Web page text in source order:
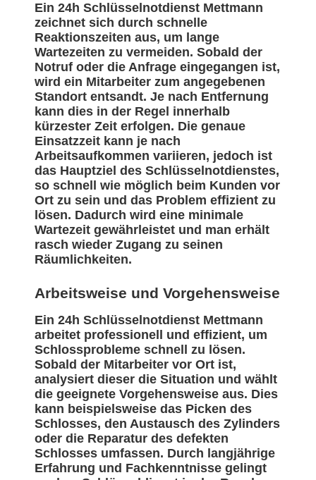
Ein 24h Schlüsselnotdienst Mettmann
zeichnet sich durch schnelle
Reaktionszeiten aus, um lange
Wartezeiten zu vermeiden. Sobald der
Notruf oder die Anfrage eingegangen ist,
wird ein Mitarbeiter zum angegebenen
Standort entsandt. Je nach Entfernung
kann dies in der Regel innerhalb
kürzester Zeit erfolgen. Die genaue
Einsatzzeit kann je nach
Arbeitsaufkommen variieren, jedoch ist
das Hauptziel des Schlüsselnotdienstes,
so schnell wie möglich beim Kunden vor
Ort zu sein und das Problem effizient zu
lösen. Dadurch wird eine minimale
Wartezeit gewährleistet und man erhält
rasch wieder Zugang zu seinen
Räumlichkeiten.
Arbeitsweise und Vorgehensweise
Ein 24h Schlüsselnotdienst Mettmann
arbeitet professionell und effizient, um
Schlossprobleme schnell zu lösen.
Sobald der Mitarbeiter vor Ort ist,
analysiert dieser die Situation und wählt
die geeignete Vorgehensweise aus. Dies
kann beispielsweise das Picken des
Schlosses, den Austausch des Zylinders
oder die Reparatur des defekten
Schlosses umfassen. Durch langjährige
Erfahrung und Fachkenntnisse gelingt